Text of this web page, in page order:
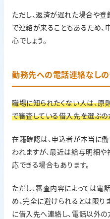
ただし、返済が遅れた場合や
で連絡が来ることもあるため、
心でしょう。
勤務先への電話連絡なし
職場に知られたくない人は、
で審査している借入先を選ぶの
在籍確認は、申込者が本当に
われますが、最近は給与明細
応できる場合もあります。
ただし、審査内容によっては
め、完全に避けられるとは限り
に借入先へ連絡し、電話以外